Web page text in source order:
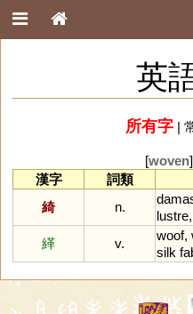
英
所有字|
[woven
漢字
詞類
綺
n.
lustre,
緙
v.
woof,
silk